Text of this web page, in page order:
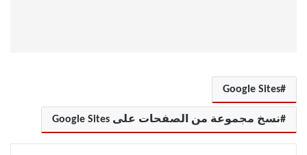
Google Sites
نسخ مجموعة من الصفحات على Google Sites